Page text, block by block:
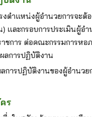
งตำแหน่งผู้อำนวยการจ
และกรอบการประเมินผู้อ
ชการ ต่อคณะกรรมการห
ลการปฏิบัติงาน
การปฏิบัติงานของผู้อำนว
ร